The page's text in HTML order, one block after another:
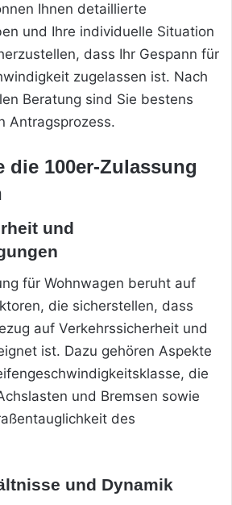
Ihnen detaillierte
und Ihre individuelle Situation
dass Ihr Gespann für
zugelassen ist. Nach
Beratung sind Sie bestens
Antragsprozess.
die 100er-Zulassung
und
für Wohnwagen beruht auf
die sicherstellen, dass
auf Verkehrssicherheit und
ist. Dazu gehören Aspekte
die
und Bremsen sowie
des
und Dynamik